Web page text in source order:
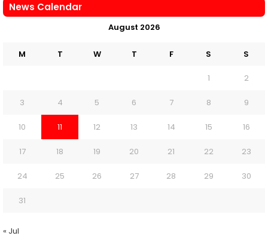
News Calendar
August 2026
M T W T F S S
1 2
3 4 5 6 7 8 9
10 11 12 13 14 15 16
17 18 19 20 21 22 23
24 25 26 27 28 29 30
31
« Jul